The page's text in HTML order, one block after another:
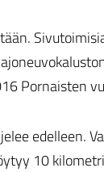
Pornaisten
edelleen.
10